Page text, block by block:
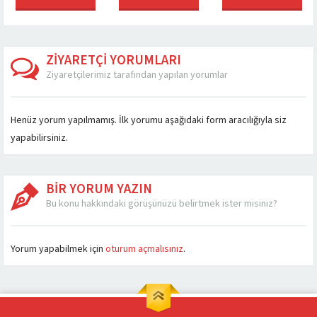
birlikte
tasarımları
bulunmaktadır.
Araçların olmazsa
biri kesinlikle ve...
önemli olan ve
performansı son derece
ZİYARETÇİ YORUMLARI
Ziyaretçilerimiz tarafından yapılan yorumlar
Henüz yorum yapılmamış. İlk yorumu aşağıdaki form aracılığıyla siz
yapabilirsiniz.
BİR YORUM YAZIN
Bu konu hakkındaki görüşünüzü belirtmek ister misiniz?
Yorum yapabilmek için oturum açmalısınız.